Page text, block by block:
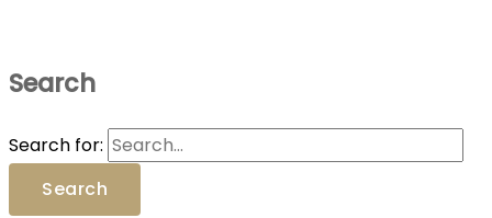
Search
Search for: